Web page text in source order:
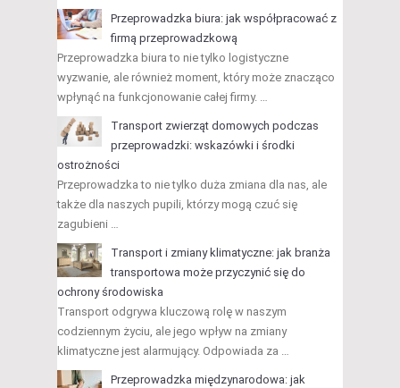
Przeprowadzka biura: jak współpracować z
firmą przeprowadzkową
Przeprowadzka biura to nie tylko logistyczne
wyzwanie, ale również moment, który może znacząco
wpłynąć na funkcjonowanie całej firmy. …
Transport zwierząt domowych podczas
przeprowadzki: wskazówki i środki
ostrożności
Przeprowadzka to nie tylko duża zmiana dla nas, ale
także dla naszych pupili, którzy mogą czuć się
zagubieni …
Transport i zmiany klimatyczne: jak branża
transportowa może przyczynić się do
ochrony środowiska
Transport odgrywa kluczową rolę w naszym
codziennym życiu, ale jego wpływ na zmiany
klimatyczne jest alarmujący. Odpowiada za …
Przeprowadzka międzynarodowa: jak